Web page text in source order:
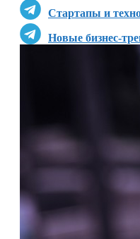
Стартапы и
Новые бизнес-